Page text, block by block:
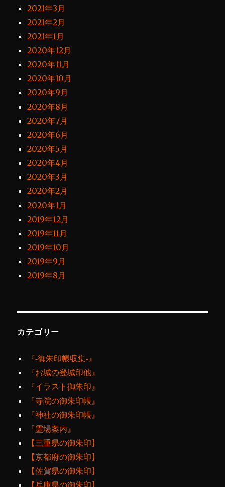
2021年3月
2021年2月
2021年1月
2020年12月
2020年11月
2020年10月
2020年9月
2020年8月
2020年7月
2020年6月
2020年5月
2020年4月
2020年3月
2020年2月
2020年1月
2019年12月
2019年11月
2019年10月
2019年9月
2019年8月
カテゴリー
『‐御朱印帳収集‐』
『お城の登城印他』
『イラスト御朱印』
『寺院の御朱印帳』
『神社の御朱印帳』
『霊場案内』
【三重県の御朱印】
【京都府の御朱印】
【佐賀県の御朱印】